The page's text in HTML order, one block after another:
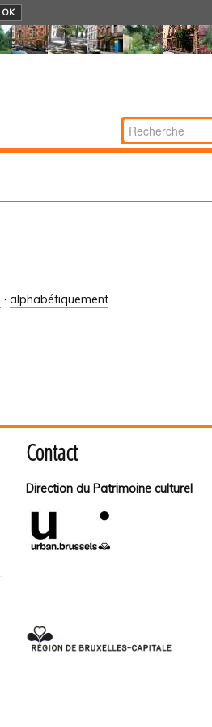
OK
Chercher par
Recherche
· alphabétiquement
Contact
Direction du Patrimoine culturel